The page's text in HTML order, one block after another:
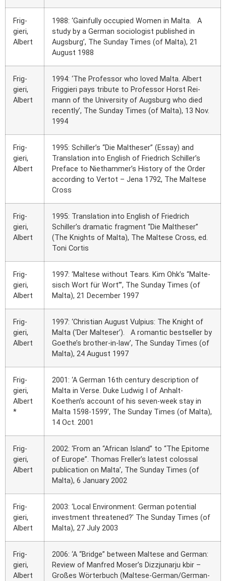
Frig­
gie­ri,
Albert
1988: ‘Gain­ful­ly occu­p­ied Women in Mal­ta. A
stu­dy by a Ger­man socio­lo­gist published in
Augs­burg’, The Sun­day Times (of Mal­ta), 21
August 1988
Frig­
gie­ri,
Albert
1994: ‘The Pro­fes­sor who loved Mal­ta. Albert
Frig­gie­ri pays tri­bu­te to Pro­fes­sor Horst Rei­
mann of the Uni­ver­si­ty of Augs­burg who died
recent­ly’, The Sun­day Times (of Mal­ta), 13 Nov.
1994
Frig­
gie­ri,
Albert
1995: Schiller’s “Die Mal­the­ser” (Essay) and
Trans­la­ti­on into Eng­lish of Fried­rich Schiller’s
Pre­face to Niethammer’s Histo­ry of the Order
accor­ding to Ver­tot – Jena 1792, The Mal­te­se
Cross
Frig­
gie­ri,
Albert
1995: Trans­la­ti­on into Eng­lish of Fried­rich
Schiller’s dra­ma­tic frag­ment “Die Mal­the­ser”
(The Knights of Mal­ta), The Mal­te­se Cross, ed.
Toni Cor­tis
Frig­
gie­ri,
Albert
1997: ‘Mal­te­se wit­hout Tears. Kim Ohk’s “Mal­te­
sisch Wort für Wort”’, The Sun­day Times (of
Mal­ta), 21 Decem­ber 1997
Frig­
gie­ri,
Albert
1997: ‘Chris­ti­an August Vul­pi­us: The Knight of
Mal­ta (‘Der Mal­te­ser’). A roman­tic best­sel­ler by
Goethe’s brot­her-in-law’, The Sun­day Times (of
Mal­ta), 24 August 1997
Frig­
gie­ri,
Albert
*
2001: ‘A Ger­man 16th cen­tu­ry descrip­ti­on of
Mal­ta in Ver­se. Duke Lud­wig I of Anhalt-
Koethen’s account of his seven-week stay in
Mal­ta 1598-1599’, The Sun­day Times (of Mal­ta),
14 Oct. 2001
Frig­
gie­ri,
Albert
2002: ‘From an “Afri­can Island” to “The Epi­to­me
of Euro­pe”. Tho­mas Freller’s latest colos­sal
publi­ca­ti­on on Mal­ta’, The Sun­day Times (of
Mal­ta), 6 Janu­ary 2002
Frig­
gie­ri,
Albert
2003: ‘Local Envi­ron­ment: Ger­man poten­ti­al
invest­ment threa­ten­ed?’ The Sun­day Times (of
Mal­ta), 27 July 2003
Frig­
gie­ri,
Albert
2006: ‘A “Bridge” bet­ween Mal­te­se and Ger­man:
Review of Man­fred Moser’s Dizz­jun­ar­ju kbir –
Gro­ßes Wör­ter­buch (Mal­te­se-Ger­man/­Ger­man-